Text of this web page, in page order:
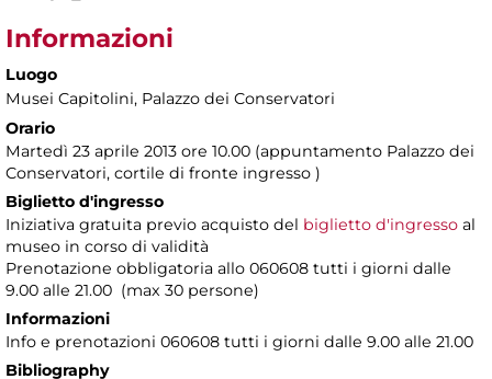
Informazioni
Luogo
Musei Capitolini, Palazzo dei Conservatori
Orario
Martedì 23 aprile 2013 ore 10.00 (appuntamento Palazzo dei
Conservatori, cortile di fronte ingresso )
Biglietto d'ingresso
Iniziativa gratuita previo acquisto del biglietto d'ingresso al
museo in corso di validità
Prenotazione obbligatoria allo 060608 tutti i giorni dalle
9.00 alle 21.00 (max 30 persone)
Informazioni
Info e prenotazioni 060608 tutti i giorni dalle 9.00 alle 21.00
Bibliography